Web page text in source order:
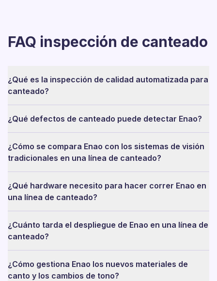
FAQ inspección de canteado
¿Qué es la inspección de calidad automatizada para
canteado?
¿Qué defectos de canteado puede detectar Enao?
¿Cómo se compara Enao con los sistemas de visión
tradicionales en una línea de canteado?
¿Qué hardware necesito para hacer correr Enao en
una línea de canteado?
¿Cuánto tarda el despliegue de Enao en una línea de
canteado?
¿Cómo gestiona Enao los nuevos materiales de
canto y los cambios de tono?